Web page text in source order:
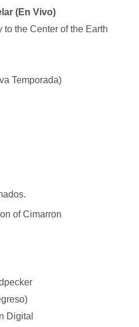
(En Vivo)
the Center of the Earth
Temporada)
of Cimarron
Digital